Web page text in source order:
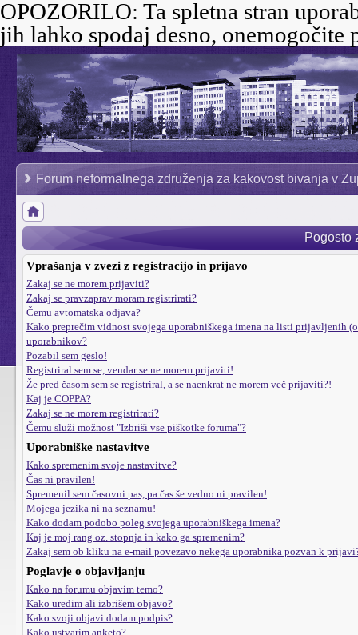
OPOZORILO: Ta spletna stran
jih lahko spodaj desno, onemogočite
Forum neformalnega združenja za kakovost bivanja v
Pogosto
Vprašanja v zvezi z registracijo in prijavo
Zakaj se ne morem prijaviti?
Zakaj se pravzaprav moram registrirati?
Čemu avtomatska odjava?
Kako preprečim vidnost svojega uporabniškega imena na listi prijavljenih
uporabnikov?
Pozabil sem geslo!
Registriral sem se, vendar se ne morem prijaviti!
Že pred časom sem se registriral, a se naenkrat ne morem več prijaviti?!
Kaj je COPPA?
Zakaj se ne morem registrirati?
Čemu služi možnost "Izbriši vse piškotke foruma"?
Uporabniške nastavitve
Kako spremenim svoje nastavitve?
Čas ni pravilen!
Spremenil sem časovni pas, pa čas še vedno ni pravilen!
Mojega jezika ni na seznamu!
Kako dodam podobo poleg svojega uporabniškega imena?
Kaj je moj rang oz. stopnja in kako ga spremenim?
Zakaj sem ob kliku na e-mail povezavo nekega uporabnika pozvan k
Poglavje o objavljanju
Kako na forumu objavim temo?
Kako uredim ali izbrišem objavo?
Kako svoji objavi dodam podpis?
Kako ustvarim anketo?